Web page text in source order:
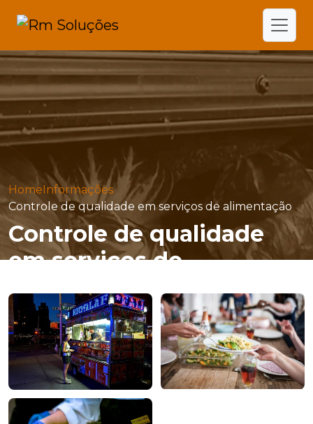
HomeInformações
Controle de qualidade em serviços de alimentação
Controle de qualidade
em serviços de
alimentação